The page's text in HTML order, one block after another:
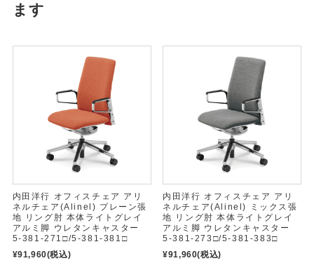
ます
内田洋行 オフィスチェア アリ
ネルチェア(Alinel) プレーン張
地 リング肘 本体ライトグレイ
アルミ脚 ウレタンキャスター
5-381-271□/5-381-381□
¥91,960(税込)
内田洋行 オフィスチェア アリ
ネルチェア(Alinel) ミックス張
地 リング肘 本体ライトグレイ
アルミ脚 ウレタンキャスター
5-381-273□/5-381-383□
¥91,960(税込)